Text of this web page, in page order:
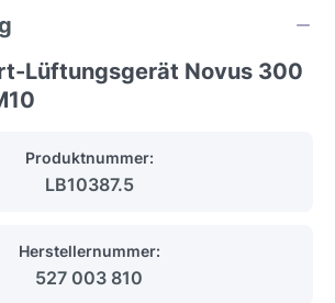
Lüftungsgerät Novus 300
Produktnummer:
LB10387.5
Herstellernummer:
527 003 810